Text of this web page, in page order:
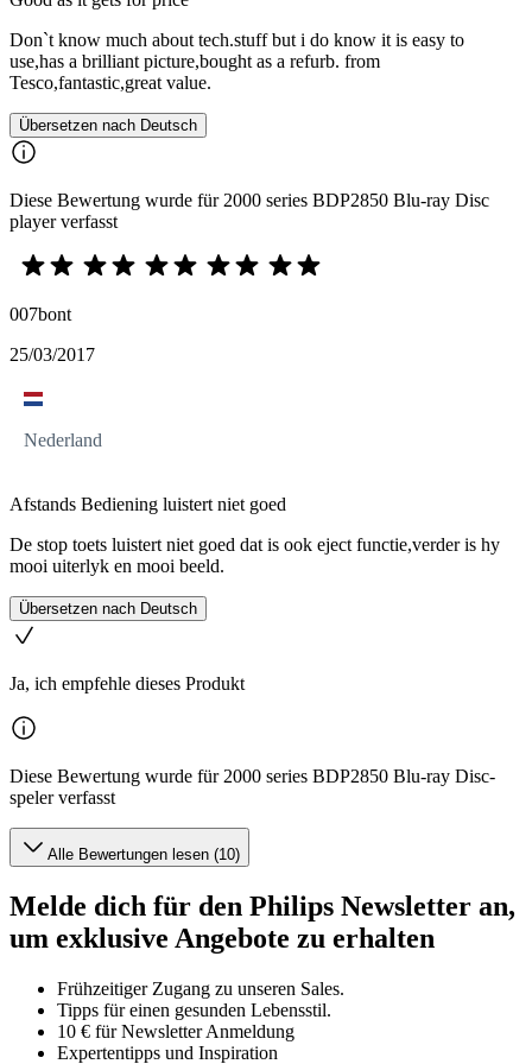
Don`t know much about tech.stuff but i do know it is easy to
use,has a brilliant picture,bought as a refurb. from
Tesco,fantastic,great value.
Übersetzen nach Deutsch
Diese Bewertung wurde für 2000 series BDP2850 Blu-ray Disc
player verfasst
007bont
25/03/2017
Nederland
Afstands Bediening luistert niet goed
De stop toets luistert niet goed dat is ook eject functie,verder is hy
mooi uiterlyk en mooi beeld.
Übersetzen nach Deutsch
Ja, ich empfehle dieses Produkt
Diese Bewertung wurde für 2000 series BDP2850 Blu-ray Disc-
speler verfasst
Alle Bewertungen lesen (10)
Melde dich für den Philips Newsletter an,
um exklusive Angebote zu erhalten
Frühzeitiger Zugang zu unseren Sales.
Tipps für einen gesunden Lebensstil.
10 € für Newsletter Anmeldung
Expertentipps und Inspiration